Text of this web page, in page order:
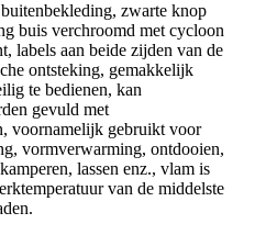
zwarte knop
buis verchroomd met cycloon
labels aan beide zijden van de
ontsteking, gemakkelijk
te bedienen, kan
gevuld met
voornamelijk gebruikt voor
vormverwarming, ontdooien,
lassen enz., vlam is
van de middelste